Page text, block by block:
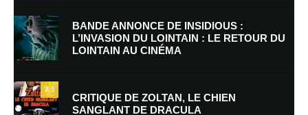
Enregistrer mon nom, mon e-mail et mon site dans le navigateur pour
mon prochain commentaire.
BANDE ANNONCE DE INSIDIOUS :
L’INVASION DU LOINTAIN : LE RETOUR DU
LOINTAIN AU CINÉMA
7.5
CRITIQUE DE ZOLTAN, LE CHIEN
SANGLANT DE DRACULA